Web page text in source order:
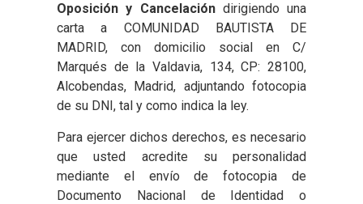
Oposición y Cancelacióndirigiendo una
carta a COMUNIDAD BAUTISTA DE
MADRID, con domicilio social en C/
Marqués de la Valdavia, 134, CP: 28100,
Alcobendas, Madrid, adjuntando fotocopia
de su DNI, tal y como indica la ley.
Para ejercer dichos derechos, es necesario
que usted acredite su personalidad
mediante el envío de fotocopia de
Documento Nacional de Identidad o